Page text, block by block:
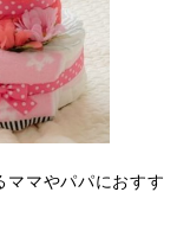
ママやパパにおすす